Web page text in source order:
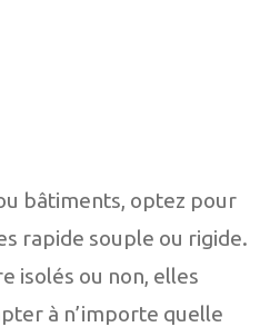
bâtiments, optez pour
rapide souple ou rigide.
isolés ou non, elles
à n’importe quelle